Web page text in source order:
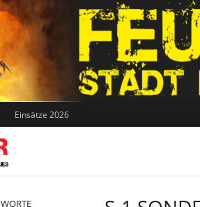
Einsätze 2026